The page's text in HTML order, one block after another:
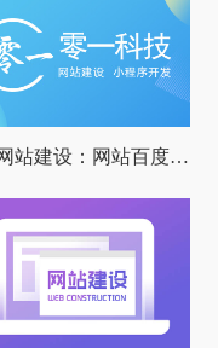
成都网站建设：网站百度快照不更新的原因有哪些？